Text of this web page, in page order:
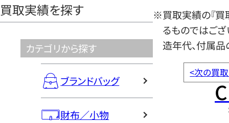
買取実績を探す
カテゴリから探す
ブランドバッグ
財布／小物
※買取実績の『買
るものではござ
造年代、付属品
<次の買